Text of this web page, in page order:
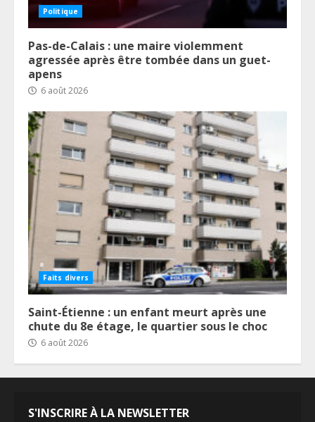
Politique
Pas-de-Calais : une maire violemment
agressée après être tombée dans un guet-
apens
6 août 2026
Faits divers
Saint-Étienne : un enfant meurt après une
chute du 8e étage, le quartier sous le choc
6 août 2026
S'INSCRIRE À LA NEWSLETTER